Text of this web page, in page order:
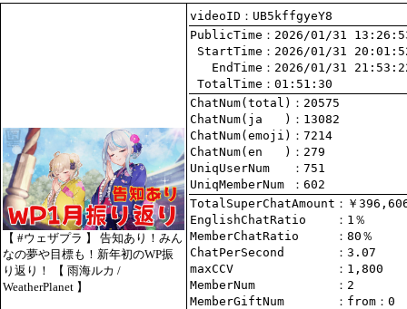
【 #ウェザプラ 】 告知あり！みん
なの夢や目標も！新年初のWP振
り返り！ 【 雨海ルカ /
WeatherPlanet 】
videoID：UB5kffgyeY8
PublicTime
StartTime
   EndTime
TotalTime ：01:51:30
ChatNum(total)
ChatNum(ja   )
ChatNum(emoji)
ChatNum(en   )
UniqUserNum
：751
UniqMemberNum
：602
TotalSuperChatAmount
EnglishChatRatio
MemberChatRatio
ChatPerSecond
maxCCV
：1,800
MemberNum
：2
MemberGiftNum
： from ：0